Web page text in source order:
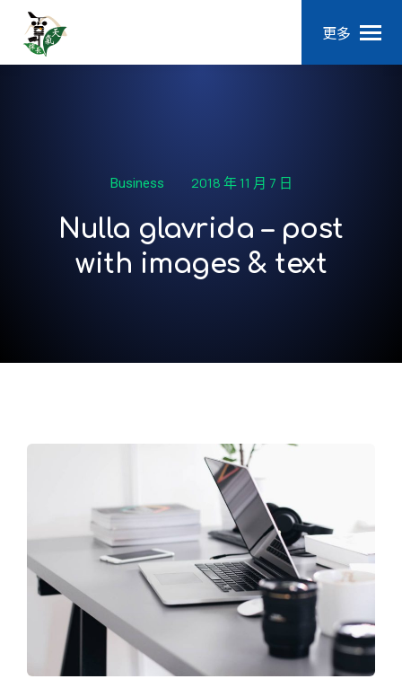
更多
Business 2018 年 11 月 7 日
Nulla glavrida – post
with images & text